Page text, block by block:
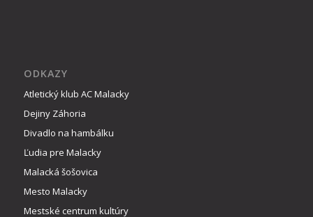
ODKAZY
Atletický klub AC Malacky
Dejiny Záhoria
Divadlo na hambálku
Ľudia pre Malacky
Malacká šošovica
Mesto Malacky
Mestské centrum kultúry